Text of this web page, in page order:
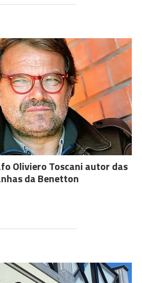
Oliviero Toscani autor das
da Benetton